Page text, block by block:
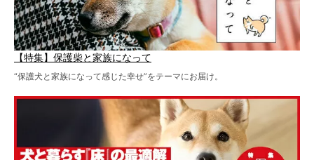
【特集】保護柴と家族になって
“保護犬と家族になって感じた幸せ”をテーマにお届け。